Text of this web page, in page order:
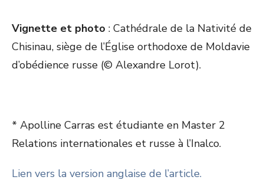
Vignette et photo : Cathédrale de la Nativité de
Chisinau, siège de l’Église orthodoxe de Moldavie
d’obédience russe (© Alexandre Lorot).
* Apolline Carras est étudiante en Master 2
Relations internationales et russe à l’Inalco.
Lien vers la version anglaise de l’article.